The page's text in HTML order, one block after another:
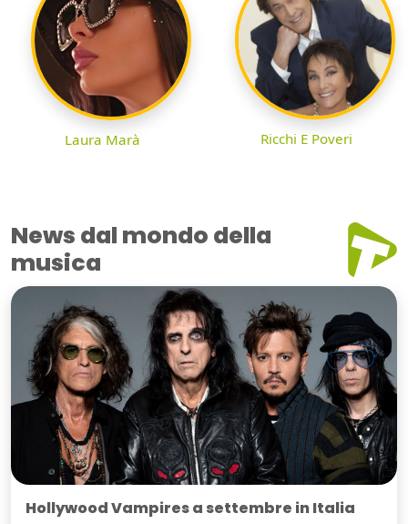
Laura Marà Ricchi E Poveri
News dal mondo della
musica
Hollywood Vampires a settembre in Italia